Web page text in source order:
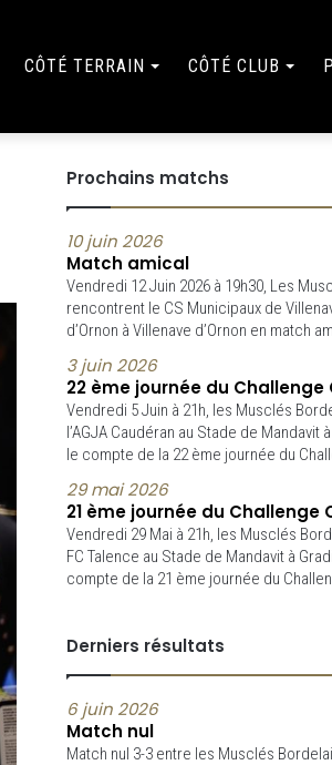
CÔTÉ TERRAIN CÔTÉ CLUB
Prochains matchs
10 juin 2026
Match amical
Vendredi 12 Juin 2026 à 19h30, Les
rencontrent le CS Municipaux de
d’Ornon à Villenave d’Ornon en match
3 juin 2026
22 ème journée du Challenge
Vendredi 5 Juin à 21h, les Musclés
l’AGJA Caudéran au Stade de Mandavit
le compte de la 22 ème journée du
29 mai 2026
21 ème journée du Challenge
Vendredi 29 Mai à 21h, les Musclés
FC Talence au Stade de Mandavit à
compte de la 21 ème journée du
Derniers résultats
6 juin 2026
Match nul
Match nul 3-3 entre les Musclés